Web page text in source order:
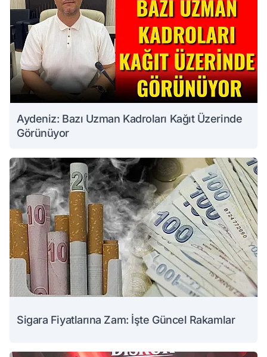
Aydeniz: Bazı Uzman Kadroları Kağıt Üzerinde
Görünüyor
Sigara Fiyatlarına Zam: İşte Güncel Rakamlar